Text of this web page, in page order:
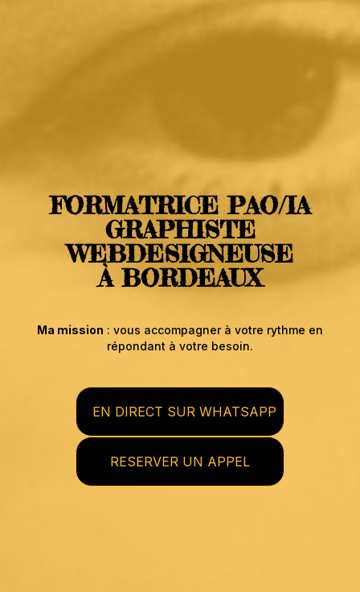
FORMATRICE PAO/IA
GRAPHISTE
WEBDESIGNEUSE
À BORDEAUX
Ma mission : vous accompagner à votre rythme en
répondant à votre besoin.
EN DIRECT SUR WHATSAPP
RESERVER UN APPEL